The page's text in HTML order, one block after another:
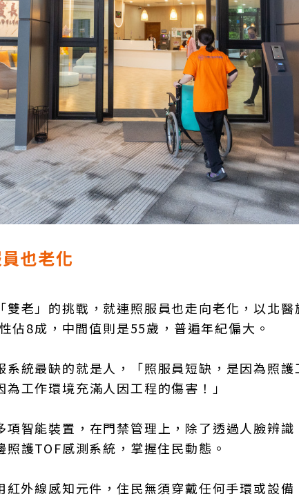
也老化
老」的挑戰，就連照服員也走向老化，以北醫
佔8成，中間值則是55歲，普遍年紀偏大。
統最缺的就是人，「照服員短缺，是因為照護
工作環境充滿人因工程的傷害！」
智能裝置，在門禁管理上，除了透過人臉辨
護TOF感測系統，掌握住民動態。
外線感知元件，住民無須穿戴任何手環或設